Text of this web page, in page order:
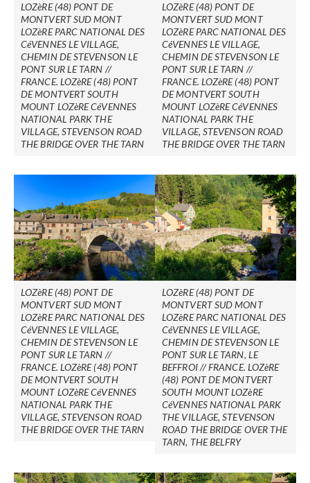
LOZèRE (48) PONT DE
MONTVERT SUD MONT
LOZèRE PARC NATIONAL DES
CéVENNES LE VILLAGE,
CHEMIN DE STEVENSON LE
PONT SUR LE TARN //
FRANCE. LOZèRE (48) PONT
DE MONTVERT SOUTH
MOUNT LOZèRE CéVENNES
NATIONAL PARK THE
VILLAGE, STEVENSON ROAD
THE BRIDGE OVER THE TARN
LOZèRE (48) PONT DE
MONTVERT SUD MONT
LOZèRE PARC NATIONAL DES
CéVENNES LE VILLAGE,
CHEMIN DE STEVENSON LE
PONT SUR LE TARN //
FRANCE. LOZèRE (48) PONT
DE MONTVERT SOUTH
MOUNT LOZèRE CéVENNES
NATIONAL PARK THE
VILLAGE, STEVENSON ROAD
THE BRIDGE OVER THE TARN
LOZèRE (48) PONT DE
MONTVERT SUD MONT
LOZèRE PARC NATIONAL DES
CéVENNES LE VILLAGE,
CHEMIN DE STEVENSON LE
PONT SUR LE TARN //
FRANCE. LOZèRE (48) PONT
DE MONTVERT SOUTH
MOUNT LOZèRE CéVENNES
NATIONAL PARK THE
VILLAGE, STEVENSON ROAD
THE BRIDGE OVER THE TARN
LOZèRE (48) PONT DE
MONTVERT SUD MONT
LOZèRE PARC NATIONAL DES
CéVENNES LE VILLAGE,
CHEMIN DE STEVENSON LE
PONT SUR LE TARN, LE
BEFFROI // FRANCE. LOZèRE
(48) PONT DE MONTVERT
SOUTH MOUNT LOZèRE
CéVENNES NATIONAL PARK
THE VILLAGE, STEVENSON
ROAD THE BRIDGE OVER THE
TARN, THE BELFRY